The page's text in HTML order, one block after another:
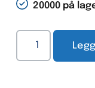
20000 på